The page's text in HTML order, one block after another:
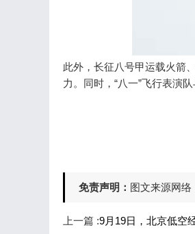
此外，长征八号甲运载火箭
力。同时，“八一”飞行表演
免责声明： 图文来源网络
上一篇 :9月19日，北京低空